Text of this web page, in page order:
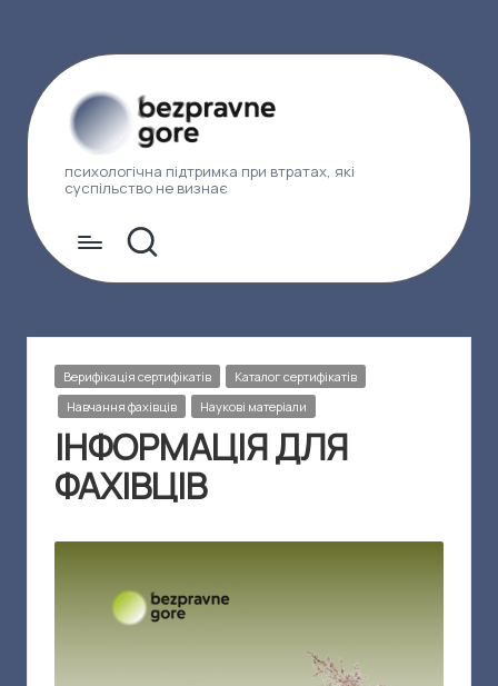
Б
з
р
а
в
н
е
г
о
р
е
психологічна підтримка при втратах, які
суспільство не визнає
Опубліковано
у
Верифікація сертифікатів
Каталог сертифікатів
Навчання фахівців
Наукові матеріали
ІНФОРМАЦІЯ ДЛЯ
ФАХІВЦІВ